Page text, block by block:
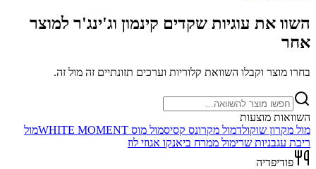
השוו את עוגיות שקדים קינמון וג'ינג'ר למוצר
אחר
בחרו מוצר וקבלו השוואת קלוריות וערכים תזונתיים זה מול זה.
השוואות מוצעות
מול מקרון שוקולדמול מקרונס קסיסמול מוס WHITE MOMENT
מול
ריבת עגבניות שרימול ממרח ביאנקו אגוזי לוז
פודיפדיה